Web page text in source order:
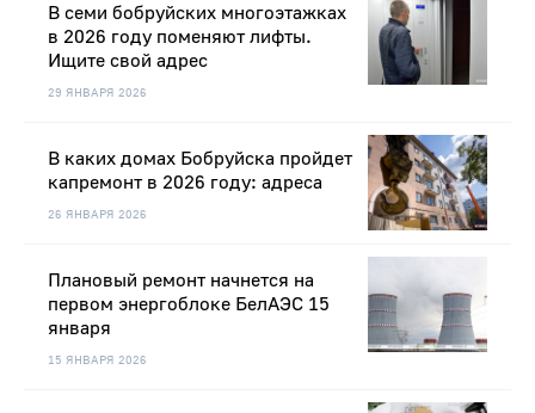
29 ЯНВАРЯ 2026
В семи бобруйских многоэтажках
в 2026 году поменяют лифты.
Ищите свой адрес
26 ЯНВАРЯ 2026
В каких домах Бобруйска пройдет
капремонт в 2026 году: адреса
15 ЯНВАРЯ 2026
Плановый ремонт начнется на
первом энергоблоке БелАЭС 15
января